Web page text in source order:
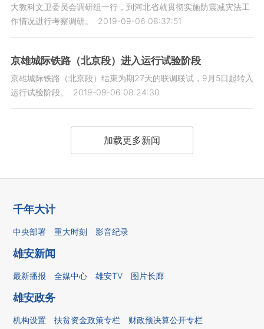
大教科文卫委员会调研组一行，到河北省就贯彻实施防震减灾法工
作情况进行考察调研。
2019-09-06 08:37:51
京雄城际铁路（北京段）进入运行试验阶段
京雄城际铁路（北京段）结束为期27天的联调联试，9月5日起转入
运行试验阶段。
2019-09-06 08:24:30
加载更多新闻
千年大计
中央部署 重大时刻 影音纪录
雄安新闻
最新播报 全媒中心 雄安TV 图片长廊
雄安政务
机构设置 扶贫资金政策专栏
财政预决算公开专栏